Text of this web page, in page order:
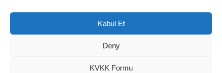
Kabul Et
Deny
KVKK Formu